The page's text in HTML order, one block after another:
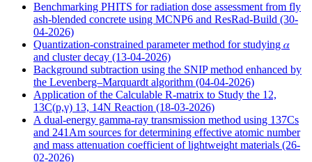
Benchmarking PHITS for radiation dose assessment from fly
ash-blended concrete using MCNP6 and ResRad-Build (30-
04-2026)
Quantization-constrained parameter method for studying 𝛼
and cluster decay (13-04-2026)
Background subtraction using the SNIP method enhanced by
the Levenberg–Marquardt algorithm (04-04-2026)
Application of the Calculable R-matrix to Study the 12,
13C(p,γ) 13, 14N Reaction (18-03-2026)
A dual-energy gamma-ray transmission method using 137Cs
and 241Am sources for determining effective atomic number
and mass attenuation coefficient of lightweight materials (26-
02-2026)